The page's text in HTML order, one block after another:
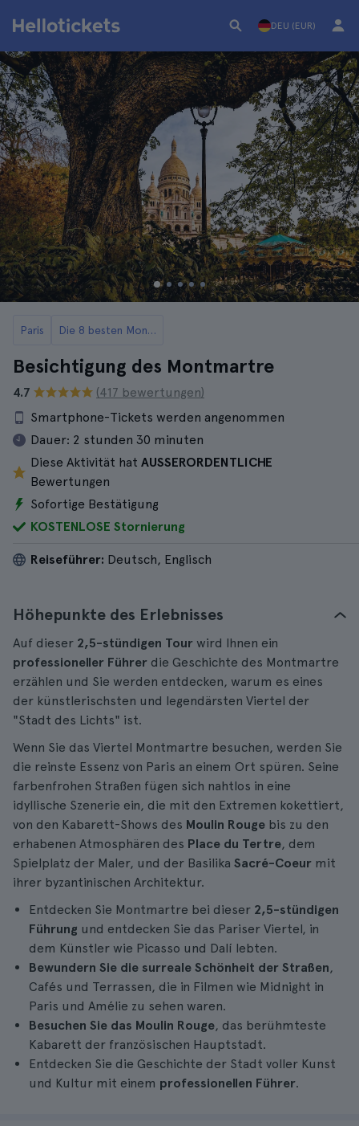
DEU (EUR)
Paris Die 8 besten Montmartre-Touren in Paris
Besichtigung des Montmartre
4.7
(417 bewertungen)
Smartphone-Tickets werden angenommen
Dauer: 2 stunden 30 minuten
Diese Aktivität hat AUSSERORDENTLICHE
Bewertungen
Sofortige Bestätigung
KOSTENLOSE Stornierung
Reiseführer: Deutsch, Englisch
Höhepunkte des Erlebnisses
Auf dieser 2,5-stündigen Tour wird Ihnen ein
professioneller Führer die Geschichte des Montmartre
erzählen und Sie werden entdecken, warum es eines
der künstlerischsten und legendärsten Viertel der
"Stadt des Lichts" ist.
Wenn Sie das Viertel Montmartre besuchen, werden Sie
die reinste Essenz von Paris an einem Ort spüren. Seine
farbenfrohen Straßen fügen sich nahtlos in eine
idyllische Szenerie ein, die mit den Extremen kokettiert,
von den Kabarett-Shows des Moulin Rouge bis zu den
erhabenen Atmosphären des Place du Tertre, dem
Spielplatz der Maler, und der Basilika Sacré-Coeur mit
ihrer byzantinischen Architektur.
Entdecken Sie Montmartre bei dieser 2,5-stündigen
Führung und entdecken Sie das Pariser Viertel, in
dem Künstler wie Picasso und Dalí lebten.
Bewundern Sie die surreale Schönheit der Straßen,
Cafés und Terrassen, die in Filmen wie Midnight in
Paris und Amélie zu sehen waren.
Besuchen Sie das Moulin Rouge, das berühmteste
Kabarett der französischen Hauptstadt.
Entdecken Sie die Geschichte der Stadt voller Kunst
und Kultur mit einem professionellen Führer.